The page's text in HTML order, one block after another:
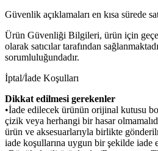
Güvenlik açıklamaları en kısa sürede
Ürün Güvenliği Bilgileri, ürün için
olarak satıcılar tarafından
sorumluluğundadır.
İptal/İade Koşulları
Dikkat edilmesi gerekenler
•İade edilecek ürünün orijinal kutusu
çizik veya herhangi bir hasar
ürün ve aksesuarlarıyla birlikte
iade koşullarına uygun bir şekilde iade